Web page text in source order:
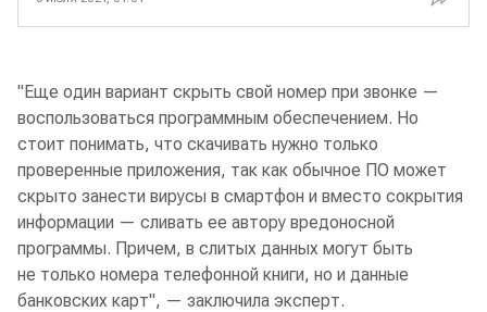
"Еще один вариант скрыть свой номер при звонке —
воспользоваться программным обеспечением. Но
стоит понимать, что скачивать нужно только
проверенные приложения, так как обычное ПО может
скрыто занести вирусы в смартфон и вместо сокрытия
информации — сливать ее автору вредоносной
программы. Причем, в слитых данных могут быть
не только номера телефонной книги, но и данные
банковских карт", — заключила эксперт.